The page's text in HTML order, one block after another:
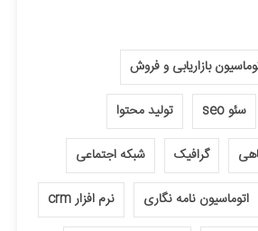
بازاریابی و فروش
سئو seo تولید محتوا
گرافیک شبکه اجتماعی
اتوماسیون نامه نگاری نرم افزار crm